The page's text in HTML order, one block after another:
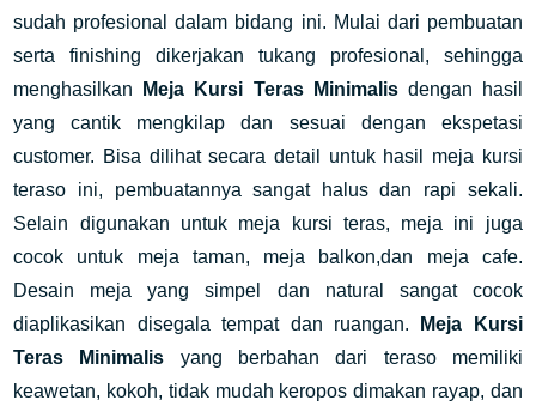
sudah profesional dalam bidang ini. Mulai dari pembuatan
serta finishing dikerjakan tukang profesional, sehingga
menghasilkan
Meja Kursi Teras Minimalisdengan hasil
yang cantik mengkilap dan sesuai dengan ekspetasi
customer. Bisa dilihat secara detail untuk hasil meja kursi
teraso ini, pembuatannya sangat halus dan rapi sekali.
Selain digunakan untuk meja kursi teras, meja ini juga
cocok untuk meja taman, meja balkon,dan meja cafe.
Desain meja yang simpel dan natural sangat cocok
diaplikasikan disegala tempat dan ruangan.
Meja Kursi
Teras Minimalis yang berbahan dari teraso memiliki
keawetan, kokoh, tidak mudah keropos dimakan rayap, dan